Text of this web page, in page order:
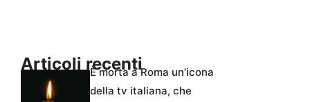
Articoli recentiÈ morta a Roma un’icona
della tv italiana, che